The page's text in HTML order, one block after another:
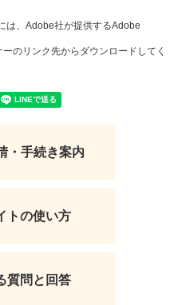
は、Adobe社が提供するAdobe
のリンク先からダウンロードしてく
・手続き案内
トの使い方
質問と回答